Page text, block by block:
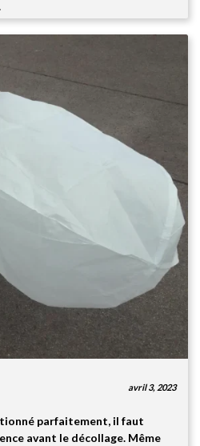
avril 3, 2023
parfaitement, il faut
avant le décollage. Même